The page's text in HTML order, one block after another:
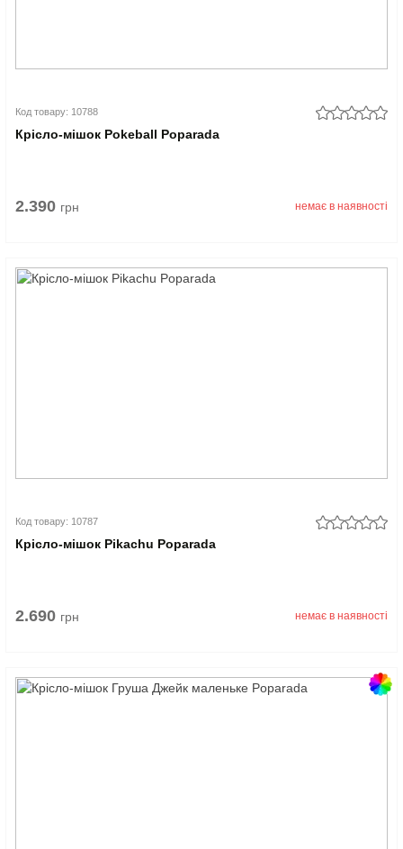
Код товару: 10788
Крісло-мішок Pokeball Poparada
2.390 грн немає в наявності
Код товару: 10787
Крісло-мішок Pikachu Poparada
2.690 грн немає в наявності